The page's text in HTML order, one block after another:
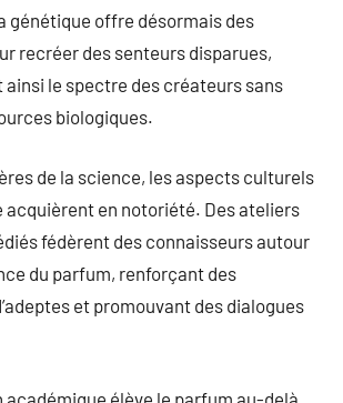
génétique offre désormais des
recréer des senteurs disparues,
le spectre des créateurs sans
biologiques.
de la science, les aspects culturels
acquièrent en notoriété. Des ateliers
fédèrent des connaisseurs autour
du parfum, renforçant des
et promouvant des dialogues
académique élève le parfum au-delà